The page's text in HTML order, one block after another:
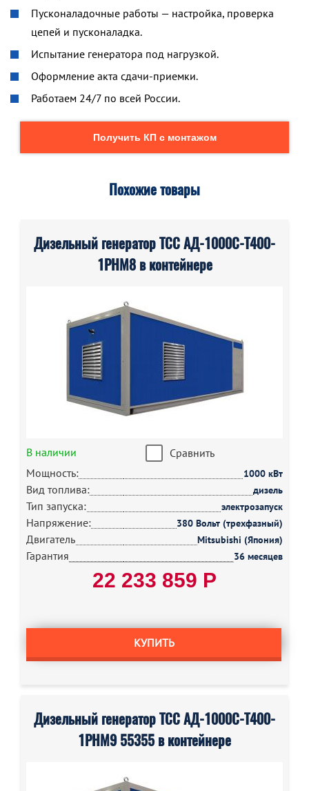
Пусконаладочные работы — настройка, проверка
цепей и пусконаладка.
Испытание генератора под нагрузкой.
Оформление акта сдачи-приемки.
Работаем 24/7 по всей России.
Получить КП с монтажом
Похожие товары
Дизельный генератор ТСС АД-1000С-Т400-
1РНМ8 в контейнере
В наличии
Сравнить
Мощность:
1000 кВт
Вид топлива: дизель
Тип запуска: электрозапуск
Напряжение: 380 Вольт (трехфазный)
Двигатель Mitsubishi (Япония)
Гарантия 36 месяцев
22 233 859 Р
КУПИТЬ
Дизельный генератор ТСС АД-1000С-Т400-
1РНМ9 55355 в контейнере